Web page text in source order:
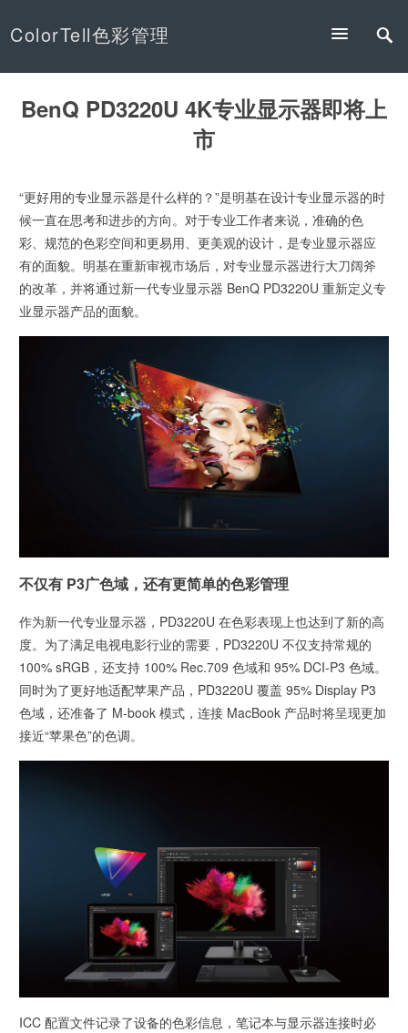
ColorTell色彩管理
BenQ PD3220U 4K专业显示器即将上
市
“更好用的专业显示器是什么样的？”是明基在设计专业显示器的时
候一直在思考和进步的方向。对于专业工作者来说，准确的色
彩、规范的色彩空间和更易用、更美观的设计，是专业显示器应
有的面貌。明基在重新审视市场后，对专业显示器进行大刀阔斧
的改革，并将通过新一代专业显示器 BenQ PD3220U 重新定义专
业显示器产品的面貌。
不仅有 P3广色域，还有更简单的色彩管理
作为新一代专业显示器，PD3220U 在色彩表现上也达到了新的高
度。为了满足电视电影行业的需要，PD3220U 不仅支持常规的
100% sRGB，还支持 100% Rec.709 色域和 95% DCI-P3 色域。
同时为了更好地适配苹果产品，PD3220U 覆盖 95% Display P3
色域，还准备了 M-book 模式，连接 MacBook 产品时将呈现更加
接近“苹果色”的色调。
ICC 配置文件记录了设备的色彩信息，笔记本与显示器连接时必